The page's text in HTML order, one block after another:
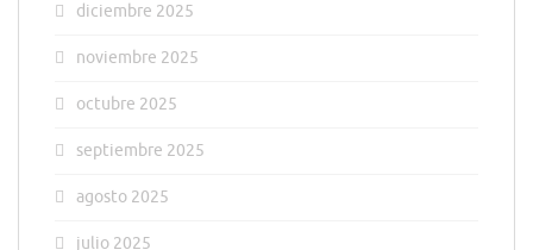
diciembre 2025
noviembre 2025
octubre 2025
septiembre 2025
agosto 2025
julio 2025